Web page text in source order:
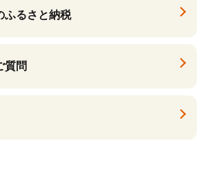
ふるさと納税
質問